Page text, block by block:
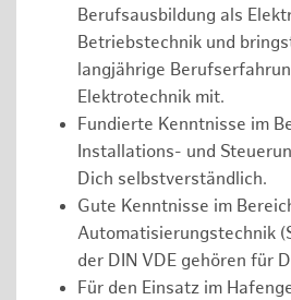
Berufsausbildung als
Betriebstechnik und
langjährige
Elektrotechnik mit.
Fundierte Kenntnisse im
Installations- und
Dich selbstverständlich.
Gute Kenntnisse im
Automatisierungstechnik
der DIN VDE gehören für
Für den Einsatz im